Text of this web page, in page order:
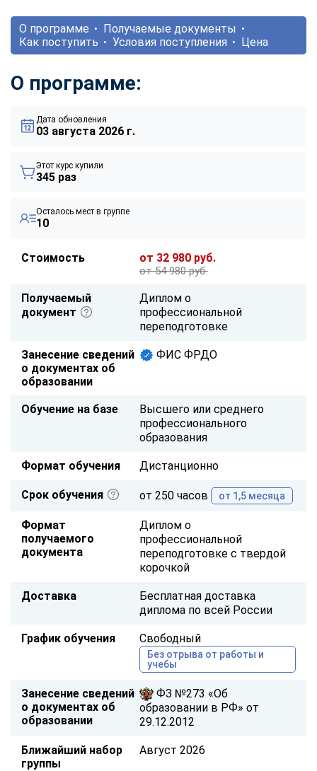
О программе
Получаемые документы
Как поступить
Условия поступления Цена
О программе:
Дата обновления
03 августа 2026 г.
Этот курс купили
345 раз
Осталось мест в группе
10
Стоимость от 32 980 руб.
от 54 980 руб.
Получаемый
документ
Диплом о
профессиональной
переподготовке
Занесение сведений
о документах об
образовании
ФИС ФРДО
Обучение на базе
Высшего или среднего
профессионального
образования
Формат обучения Дистанционно
Срок обучения от 250 часов от 1,5 месяца
Формат
получаемого
документа
Диплом о
профессиональной
переподготовке с твердой
корочкой
Доставка
Бесплатная доставка
диплома по всей России
График обучения Свободный
Без отрыва от работы и
учебы
Занесение сведений
о документах об
образовании
ФЗ №273 «Об
образовании в РФ» от
29.12.2012
Ближайший набор
группы
Август 2026